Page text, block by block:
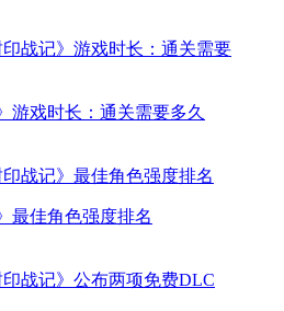
游戏时长：通关需要多久
最佳角色强度排名